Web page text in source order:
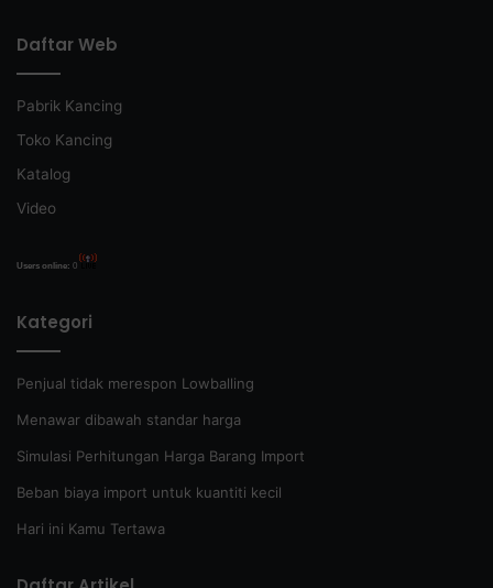
Daftar Web
Pabrik Kancing
Toko Kancing
Katalog
Video
Users online: 0
Kategori
Penjual tidak merespon Lowballing
Menawar dibawah standar harga
Simulasi Perhitungan Harga Barang Import
Beban biaya import untuk kuantiti kecil
Hari ini Kamu Tertawa